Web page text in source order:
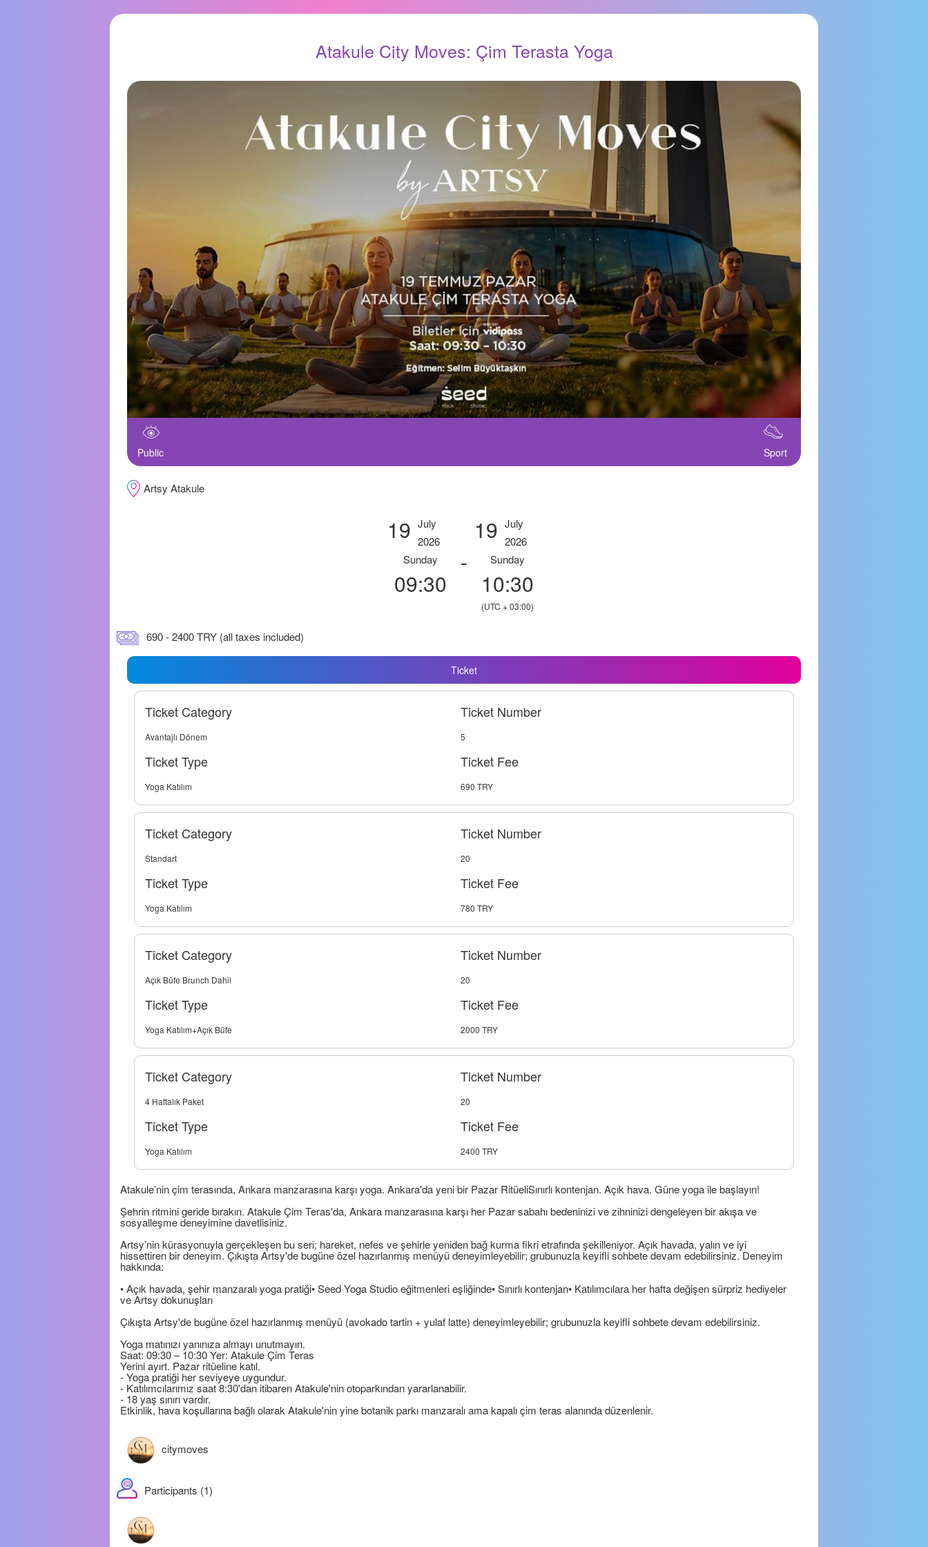
Atakule City Moves: Çim Terasta Yoga
Public Sport
Artsy Atakule
19 July
2026
Sunday
09:30
-
19 July
2026
Sunday
10:30
(UTC + 03:00)
690 - 2400 TRY (all taxes included)
Ticket
Ticket Category Ticket Number
Avantajlı Dönem 5
Ticket Type Ticket Fee
Yoga Katılım 690 TRY
Ticket Category Ticket Number
Standart 20
Ticket Type Ticket Fee
Yoga Katılım 780 TRY
Ticket Category Ticket Number
Açık Büfe Brunch Dahil 20
Ticket Type Ticket Fee
Yoga Katılım+Açık Büfe 2000 TRY
Ticket Category Ticket Number
4 Haftalık Paket 20
Ticket Type Ticket Fee
Yoga Katılım 2400 TRY
Atakule’nin çim terasında, Ankara manzarasına karşı yoga. Ankara'da yeni bir Pazar RitüeliSınırlı kontenjan. Açık hava. Güne yoga ile başlayın!
Şehrin ritmini geride bırakın. Atakule Çim Teras'da, Ankara manzarasına karşı her Pazar sabahı bedeninizi ve zihninizi dengeleyen bir akışa ve
sosyalleşme deneyimine davetlisiniz.
Artsy’nin kürasyonuyla gerçekleşen bu seri; hareket, nefes ve şehirle yeniden bağ kurma fikri etrafında şekilleniyor. Açık havada, yalın ve iyi
hissettiren bir deneyim. Çıkışta Artsy'de bugüne özel hazırlanmış menüyü deneyimleyebilir; grubunuzla keyifli sohbete devam edebilirsiniz. Deneyim
hakkında:
• Açık havada, şehir manzaralı yoga pratiği• Seed Yoga Studio eğitmenleri eşliğinde• Sınırlı kontenjan• Katılımcılara her hafta değişen sürpriz hediyeler
ve Artsy dokunuşları
Çıkışta Artsy'de bugüne özel hazırlanmış menüyü (avokado tartin + yulaf latte) deneyimleyebilir; grubunuzla keyifli sohbete devam edebilirsiniz.
Yoga matınızı yanınıza almayı unutmayın.
Saat: 09:30 – 10:30 Yer: Atakule Çim Teras
Yerini ayırt. Pazar ritüeline katıl.
- Yoga pratiği her seviyeye uygundur.
- Katılımcılarımız saat 8:30'dan itibaren Atakule'nin otoparkından yararlanabilir.
- 18 yaş sınırı vardır.
Etkinlik, hava koşullarına bağlı olarak Atakule'nin yine botanik parkı manzaralı ama kapalı çim teras alanında düzenlenir.
citymoves
Participants (1)